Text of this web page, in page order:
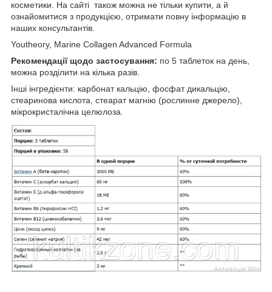
косметики. На сайті також можна не тільки купити, а й
ознайомитися з продукцією, отримати повну інформацію в
наших консультантів.
Youtheory, Marine Collagen Advanced Formula
Рекомендації щодо застосування: по 5 таблеток на день,
можна розділити на кілька разів.
Інші інгредієнти: карбонат кальцію, фосфат дикальцію,
стеаринова кислота, стеарат магнію (рослинне джерело),
мікрокристалічна целюлоза.